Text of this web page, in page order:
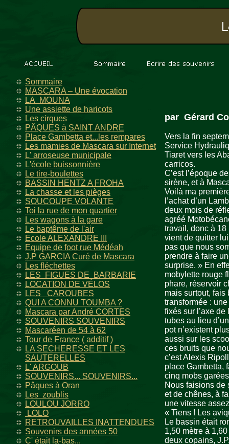
Sommaire
MASCARA – Une évocation
LA MOUNA
Une assiette de haricots
Les cirques
PÂQUES à SAINT ANDRE
Place Gambetta et...les rempares
Les mamies de Mascara sur Internet
L' arroseuse municipale
L'école buissonnière
Le tire-boulettes
BASSIN HENTZ A FROHA
La chasse et les pièges
SOUCOUPE VOLANTE
Toi la rue de mon quartier
Les wagons à la gare
Le baptême de l'air
Ecole ALEXANDRE III
Equipe de foot rue Médéah
J.P GARCIA Curé de Mascara
Les fléchettes
LES FIGUES DE BARBARIE
LOCATION DE VÉLOS
LES CAROUBES
QUI A CONNU TOUMBA ?
Mascara par André CORTES
SOUVENIRS SOUVENIRS
Mascaréen de 54 à 62
Tour de France ( additif )
LA SECHERESSE ET LES
SAUTERELLES
L' ARGOUB
SOUVENIRS... SOUVENIRS...
Pâques à Oran
Les zoublis
LOULOU JORRO
LOLO
RETROUVAILLES INATTENDUES
Souvenirs des années 50
C' était la-bas...
par Gérard
Vers la fin
Service
Tiaret vers les
carricos.
C’est l’époque
sirène, et à
Voilà ma
l’achat d’un
deux mois de
agréé
travail, donc à 18
vient de quitter
pas que nous
prendre à faire
surprise. » En
mobylette rouge
phare, réservoir
mais surtout, fais
transformée :
fixés sur l’axe
tubes au lieu
pot n’existent
aussi sur les
ces bruits que
c’est Alexis
place Gambetta,
cinq mobs
Nous faisions de
et de chênes, à
une vitesse
« Tiens ! Les
Le bassin était
1,50 mètre à
deux copains,